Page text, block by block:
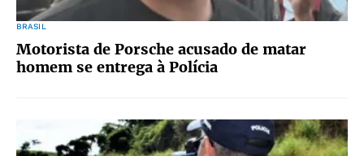
BRASIL
Motorista de Porsche acusado de matar
homem se entrega à Polícia